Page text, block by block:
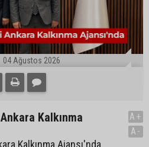
04 Ağustos 2026
Kalkınma
Kalkınma Ajansı'nda
A+
A-